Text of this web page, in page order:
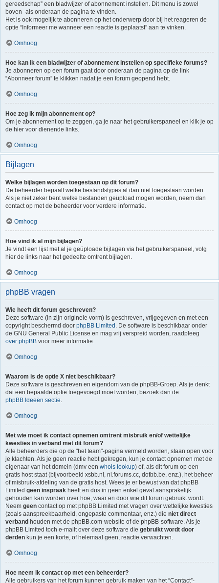
gereedschap” een bladwijzer of abonnement instellen. Dit menu is zowel
boven- als onderaan de pagina te vinden.
Het is ook mogelijk te abonneren op het onderwerp door bij het reageren de
optie “Informeer me wanneer een reactie is geplaatst” aan te vinken.
Omhoog
Hoe kan ik een bladwijzer of abonnement instellen op specifieke forums?
Je abonneren op een forum gaat door onderaan de pagina op de link
“Abonneer forum” te klikken nadat je een forum geopend hebt.
Omhoog
Hoe zeg ik mijn abonnement op?
Om je abonnement op te zeggen, ga je naar het gebruikerspaneel en klik je op
de hier voor dienende links.
Omhoog
Bijlagen
Welke bijlagen worden toegestaan op dit forum?
De beheerder bepaalt welke bestandstypes al dan niet toegestaan worden.
Als je niet zeker bent welke bestanden geüpload mogen worden, neem dan
contact op met de beheerder voor verdere informatie.
Omhoog
Hoe vind ik al mijn bijlagen?
Je vindt een lijst met al je geüploade bijlagen via het gebruikerspaneel, volg
hier de links naar het gedeelte omtrent bijlagen.
Omhoog
phpBB vragen
Wie heeft dit forum geschreven?
Deze software (in zijn originele vorm) is geschreven, vrijgegeven en met een
copyright beschermd door phpBB Limited . De software is beschikbaar onder
de GNU General Public License en mag vrij verspreid worden, raadpleeg
over phpBB voor meer informatie.
Omhoog
Waarom is de optie X niet beschikbaar?
Deze software is geschreven en eigendom van de phpBB-Groep. Als je denkt
dat een bepaalde optie toegevoegd moet worden, bezoek dan de
phpBB Ideeën sectie.
Omhoog
Met wie moet ik contact opnemen omtrent misbruik en/of wettelijke
kwesties in verband met dit forum?
Alle beheerders die op de "het team"-pagina vermeld worden, staan open voor
je klachten. Als je geen reactie hebt gekregen, kun je contact opnemen met de
eigenaar van het domein (dmv een whois lookup) of, als dit forum op een
gratis host staat (bijvoorbeeld xsbb.nl, nl.forums.cc, dotbb.be, enz.), het beheer
of misbruik-afdeling van de gratis host. Wees je er bewust van dat phpBB
Limited geen inspraak heeft en dus in geen enkel geval aansprakelijk
gehouden kan worden over hoe, waar en door wie dit forum gebruikt wordt.
Neem geen contact op met phpBB Limited met vragen over wettelijke kwesties
(zoals aanspreekbaarheid, ongepaste commentaar, enz.) die niet direct
verband houden met de phpBB.com-website of de phpBB-software. Als je
phpBB Limited toch e-mailt over deze software die gebruikt wordt door
derden kun je een korte, of helemaal geen, reactie verwachten.
Omhoog
Hoe neem ik contact op met een beheerder?
Alle gebruikers van het forum kunnen gebruik maken van het “Contact”-